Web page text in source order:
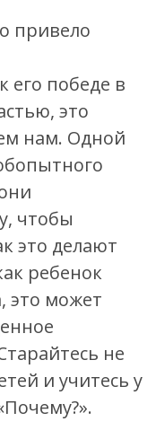
привело
его победе в
это
нам. Одной
чтобы
это делают
ребенок
это может
не
и учитесь у